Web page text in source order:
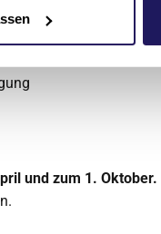
des
und zum 1. Oktober.